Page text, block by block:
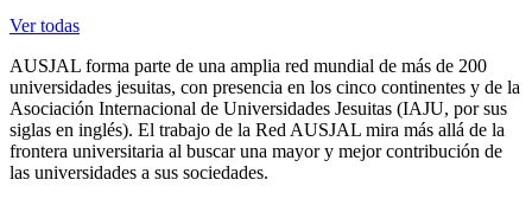
Ver todas
AUSJAL forma parte de una amplia red mundial de más de 200
universidades jesuitas, con presencia en los cinco continentes y de la
Asociación Internacional de Universidades Jesuitas (IAJU, por sus
siglas en inglés). El trabajo de la Red AUSJAL mira más allá de la
frontera universitaria al buscar una mayor y mejor contribución de
las universidades a sus sociedades.